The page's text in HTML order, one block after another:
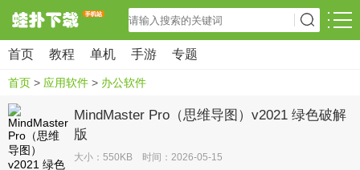
首页 教程 单机 手游 专题
首页 > 应用软件 > 办公软件
MindMaster Pro（思维导图）v2021 绿色破解
版
大小：550KB 时间：2026-05-15